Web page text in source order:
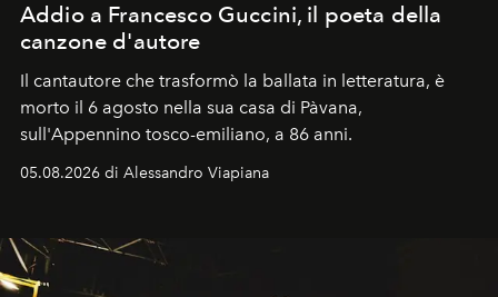
Addio a Francesco Guccini, il poeta della
canzone d'autore
Il cantautore che trasformò la ballata in letteratura, è
morto il 6 agosto nella sua casa di Pàvana,
sull'Appennino tosco-emiliano, a 86 anni.
05.08.2026 di Alessandro Viapiana